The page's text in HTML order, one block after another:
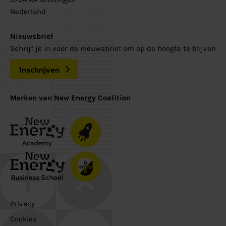
Nederland
Nieuwsbrief
Schrijf je in voor de nieuwsbrief om op de hoogte te blijven
Inschrijven
Merken van New Energy Coalition
Privacy
Cookies